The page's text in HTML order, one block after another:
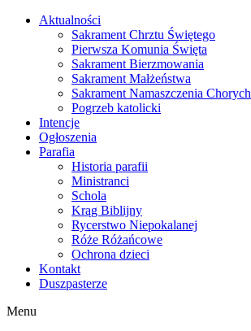
Skip
Aktualności
Sakrament Chrztu Świętego
Pierwsza Komunia Święta
Sakrament Bierzmowania
Sakrament Małżeństwa
Sakrament Namaszczenia Chorych
Pogrzeb katolicki
Intencje
Ogłoszenia
Parafia
Historia parafii
Ministranci
Schola
Krąg Biblijny
Rycerstwo Niepokalanej
Róże Różańcowe
Ochrona dzieci
Kontakt
Duszpasterze
Menu